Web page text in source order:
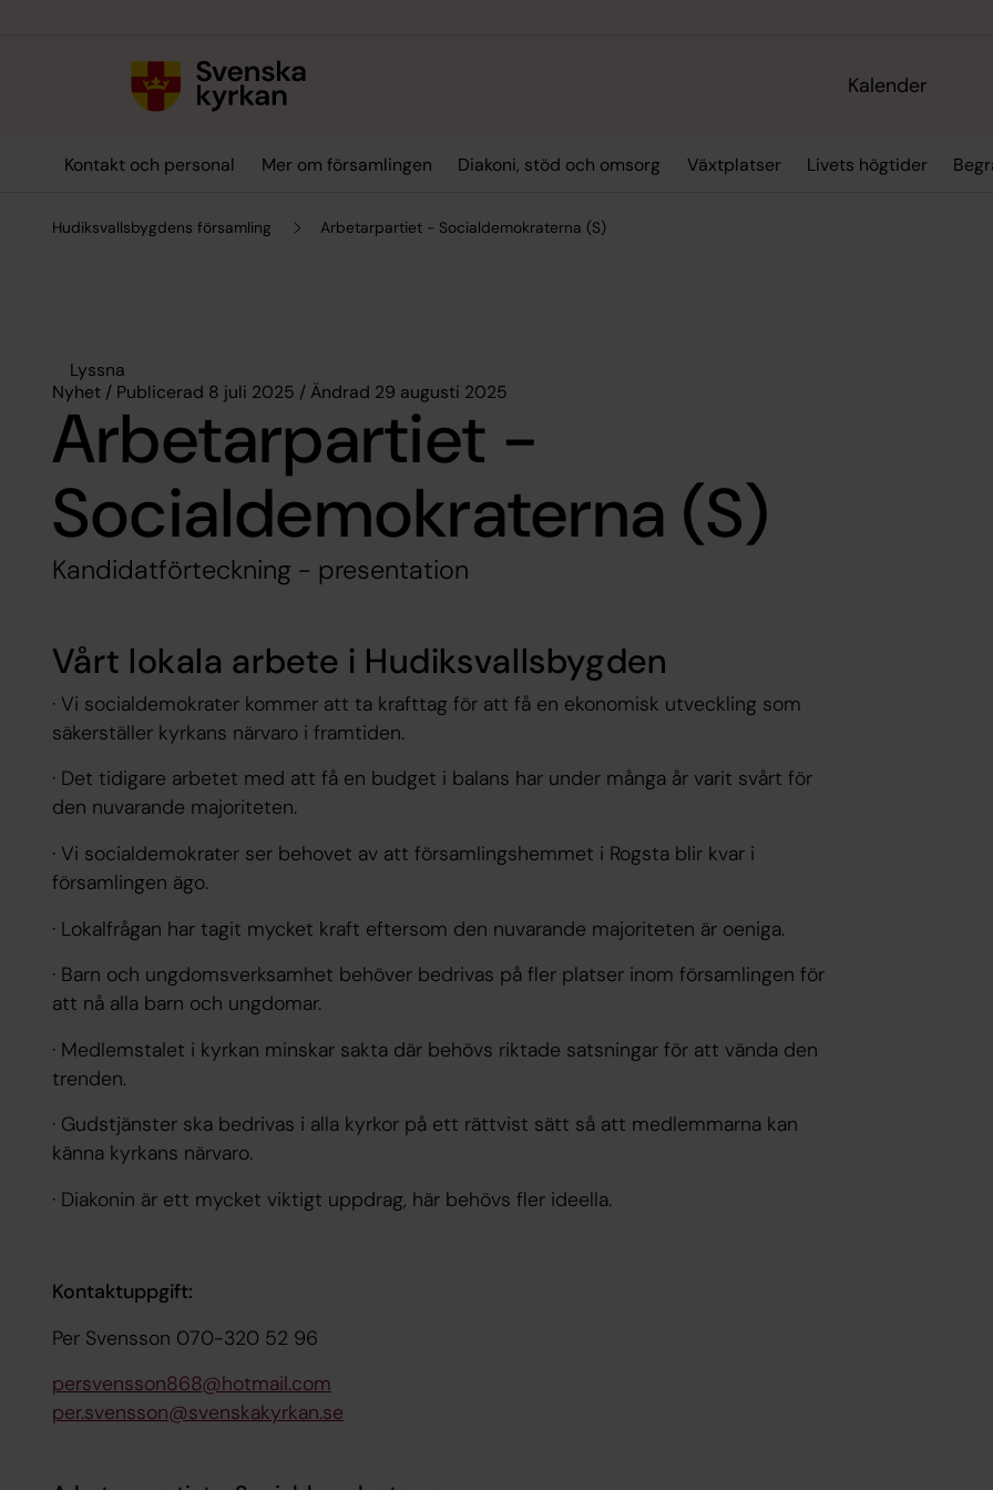
Kalender
Kontakt och personal Mer om församlingen Diakoni, stöd och omsorg Växtplatser Livets högtider
Hudiksvallsbygdens församling Arbetarpartiet - Socialdemokraterna (S)
Lyssna
Nyhet / Publicerad 8 juli 2025 / Ändrad 29 augusti 2025
Arbetarpartiet -
Socialdemokraterna (S)
Kandidatförteckning - presentation
Vårt lokala arbete i Hudiksvallsbygden
· Vi socialdemokrater kommer att ta krafttag för att få en ekonomisk utveckling som
säkerställer kyrkans närvaro i framtiden.
· Det tidigare arbetet med att få en budget i balans har under många år varit svårt för
den nuvarande majoriteten.
· Vi socialdemokrater ser behovet av att församlingshemmet i Rogsta blir kvar i
församlingen ägo.
· Lokalfrågan har tagit mycket kraft eftersom den nuvarande majoriteten är oeniga.
· Barn och ungdomsverksamhet behöver bedrivas på fler platser inom församlingen för
att nå alla barn och ungdomar.
· Medlemstalet i kyrkan minskar sakta där behövs riktade satsningar för att vända den
trenden.
· Gudstjänster ska bedrivas i alla kyrkor på ett rättvist sätt så att medlemmarna kan
känna kyrkans närvaro.
· Diakonin är ett mycket viktigt uppdrag, här behövs fler ideella.
Kontaktuppgift:
Per Svensson 070-320 52 96
persvensson868@hotmail.com
per.svensson@svenskakyrkan.se